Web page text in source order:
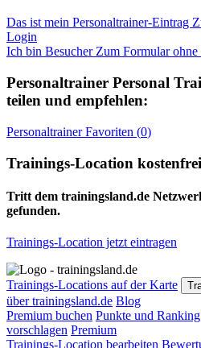
Das ist mein Personaltrainer-Eintrag
Login
Ich bin BesucherZum Formular
Personaltrainer Personal
teilen und empfehlen:
PersonaltrainerFavoriten (0)
Trainings-Location
Tritt dem trainingsland.de
gefunden.
Trainings-Location jetzt eintragen
Trainings-Locations auf der Karte
über trainingsland.de Blog
Premium buchen Punkte und Ranking
vorschlagen Premium
Trainings-Location bearbeiten